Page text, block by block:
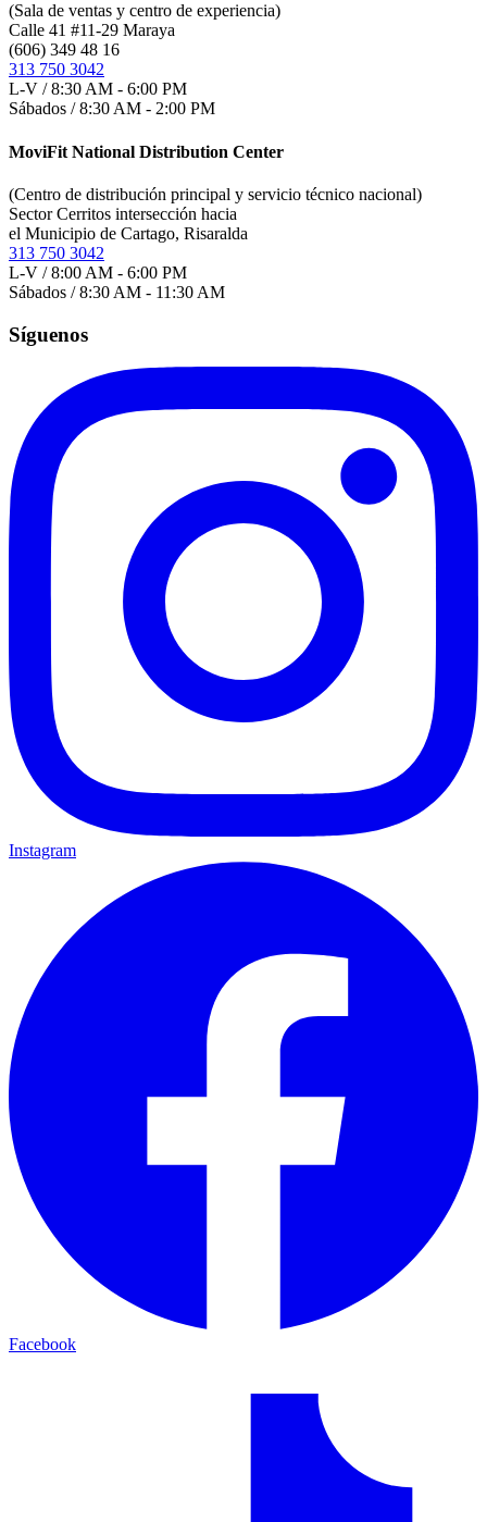
(Sala de ventas y centro de experiencia)
Calle 41 #11-29 Maraya
(606) 349 48 16
313 750 3042
L-V / 8:30 AM - 6:00 PM
Sábados / 8:30 AM - 2:00 PM
MoviFit National Distribution Center
(Centro de distribución principal y servicio técnico nacional)
Sector Cerritos intersección hacia
el Municipio de Cartago, Risaralda
313 750 3042
L-V / 8:00 AM - 6:00 PM
Sábados / 8:30 AM - 11:30 AM
Síguenos
Instagram
Facebook